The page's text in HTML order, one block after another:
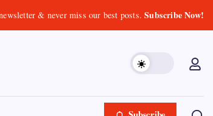
& never miss our best posts.Subscribe Now!